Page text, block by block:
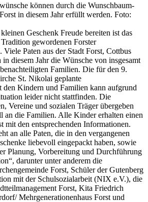
können durch die Wunschbaum-
in diesem Jahr erfüllt werden. Foto:
Geschenk Freude bereiten ist das
gewordenen Forster
Paten aus der Stadt Forst, Cottbus
diesem Jahr die Wünsche von insgesamt
Familien. Die für den 9.
St. Nikolai geplante
den Kindern und Familien kann aufgrund
leider nicht stattfinden. Die
Vereine und sozialen Träger übergeben
an die Familien. Alle Kinder erhalten einen
mit den entsprechenden Informationen.
an alle Paten, die in den vergangenen
liebevoll eingepackt haben, sowie
Planung, Vorbereitung und Durchführung
darunter unter anderem die
Forst, Schüler der Gutenberg
mit der Schulsozialarbeit (NIX e.V.), die
Forst, Kita Friedrich
Mehrgenerationenhaus Forst und